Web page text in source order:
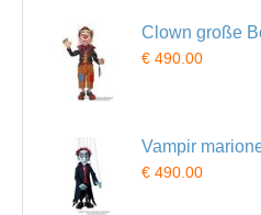
Clown große
€ 490.00
Vampir
€ 490.00